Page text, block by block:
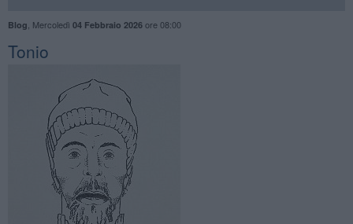
Blog Mercoledì 04 Febbraio 2026ore 08:00
Tonio